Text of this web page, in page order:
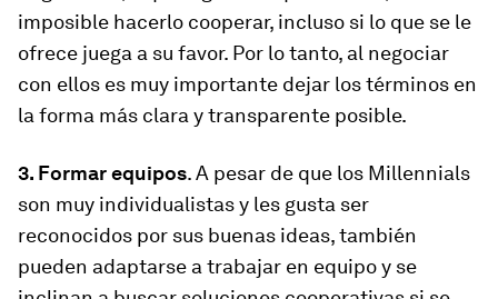
imposible hacerlo cooperar, incluso si lo que se le
ofrece juega a su favor. Por lo tanto, al negociar
con ellos es muy importante dejar los términos en
la forma más clara y transparente posible.
3. Formar equipos. A pesar de que los Millennials
son muy individualistas y les gusta ser
reconocidos por sus buenas ideas, también
pueden adaptarse a trabajar en equipo y se